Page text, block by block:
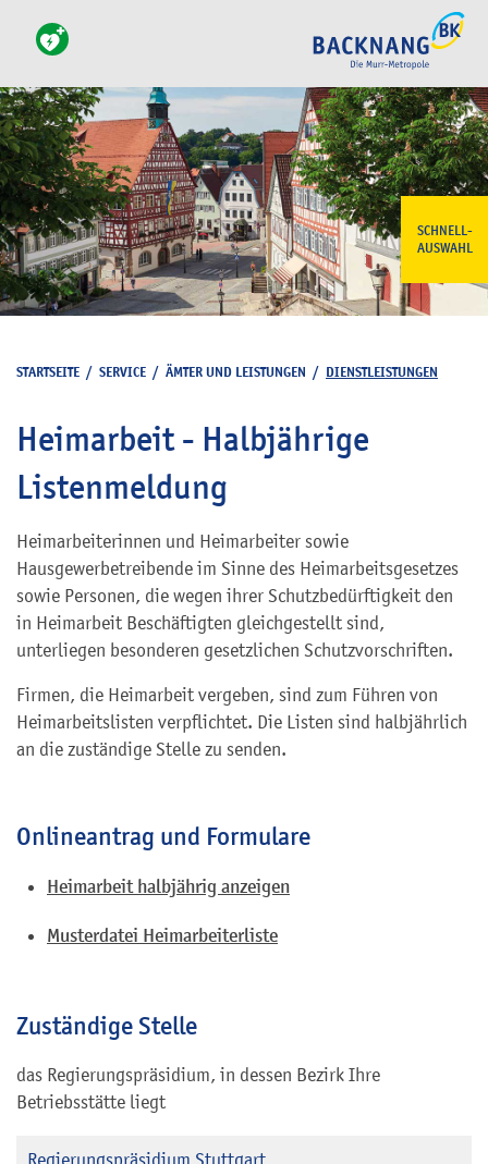
SCHNELL-
AUSWAHL
STARTSEITE / SERVICE / ÄMTER UND LEISTUNGEN / DIENSTLEISTUNGEN
Heimarbeit - Halbjährige
Listenmeldung
Heimarbeiterinnen und Heimarbeiter sowie
Hausgewerbetreibende im Sinne des Heimarbeitsgesetzes
sowie Personen, die wegen ihrer Schutzbedürftigkeit den
in Heimarbeit Beschäftigten gleichgestellt sind,
unterliegen besonderen gesetzlichen Schutzvorschriften.
Firmen, die Heimarbeit vergeben, sind zum Führen von
Heimarbeitslisten verpflichtet. Die Listen sind halbjährlich
an die zuständige Stelle zu senden.
Onlineantrag und Formulare
Heimarbeit halbjährig anzeigen
Musterdatei Heimarbeiterliste
Zuständige Stelle
das Regierungspräsidium, in dessen Bezirk Ihre
Betriebsstätte liegt